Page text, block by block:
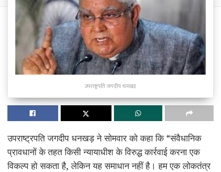
उपराष्ट्रपति जगदीप धनखड़
उपराष्ट्रपति जगदीप धनखड़ ने सोमवार को कहा कि “संवैधानिक
प्रावधानों के तहत किसी न्यायाधीश के विरुद्ध कार्रवाई करना एक
विकल्प हो सकता है, लेकिन यह समाधान नहीं है। हम एक लोकतंत्र